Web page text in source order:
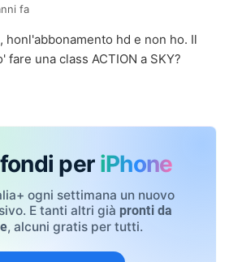
fa
honl'abbonamento hd e non ho. Il
fare una class ACTION a SKY?
per iPhone
ogni settimana un nuovo
E tanti altri già pronti da
, alcuni gratis per tutti.